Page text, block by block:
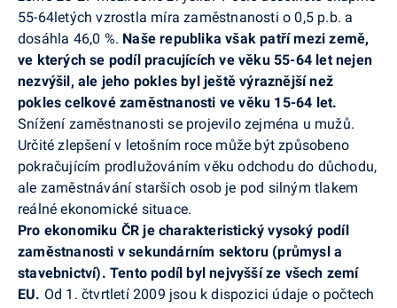
55-64letých vzrostla míra zaměstnanosti o 0,5 p.b. a
dosáhla 46,0 %. Naše republika však patří mezi země,
ve kterých se podíl pracujících ve věku 55-64 let nejen
nezvýšil, ale jeho pokles byl ještě výraznější než
pokles celkové zaměstnanosti ve věku 15-64 let.
Snížení zaměstnanosti se projevilo zejména u mužů.
Určité zlepšení v letošním roce může být způsobeno
pokračujícím prodlužováním věku odchodu do důchodu,
ale zaměstnávání starších osob je pod silným tlakem
reálné ekonomické situace.
Pro ekonomiku ČR je charakteristický vysoký podíl
zaměstnanosti v sekundárním sektoru (průmysl a
stavebnictví). Tento podíl byl nejvyšší ze všech zemí
EU. Od 1. čtvrtletí 2009 jsou k dispozici údaje o počtech